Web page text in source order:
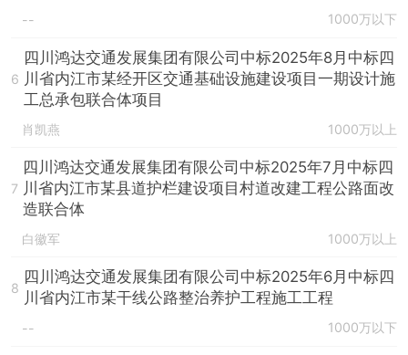
-- 1000万以下
6
四川鸿达交通发展集团有限公司中标2025年8月中标四
川省内江市某经开区交通基础设施建设项目一期设计施
工总承包联合体项目
肖凯燕 1000万以上
7
四川鸿达交通发展集团有限公司中标2025年7月中标四
川省内江市某县道护栏建设项目村道改建工程公路面改
造联合体
白徽军 1000万以上
8
四川鸿达交通发展集团有限公司中标2025年6月中标四
川省内江市某干线公路整治养护工程施工工程
-- 1000万以下